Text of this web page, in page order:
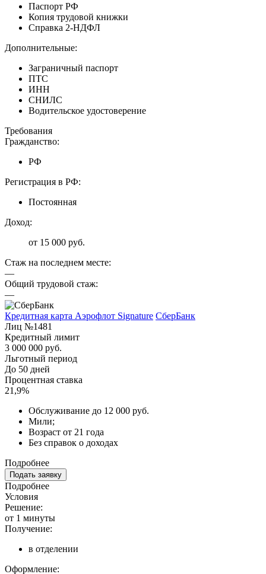
Паспорт РФ
Копия трудовой книжки
Справка 2-НДФЛ
Дополнительные:
Заграничный паспорт
ПТС
ИНН
СНИЛС
Водительское удостоверение
Требования
Гражданство:
РФ
Регистрация в РФ:
Постоянная
Доход:
от 15 000 руб.
Стаж на последнем месте:
—
Общий трудовой стаж:
—
Кредитная карта Аэрофлот Signature СберБанк
Лиц №1481
Кредитный лимит
3 000 000 руб.
Льготный период
До 50 дней
Процентная ставка
21,9%
Обслуживание до 12 000 руб.
Мили;
Возраст от 21 года
Без справок о доходах
Подробнее
Подать заявку
Подробнее
Условия
Решение:
от 1 минуты
Получение:
в отделении
Оформление: